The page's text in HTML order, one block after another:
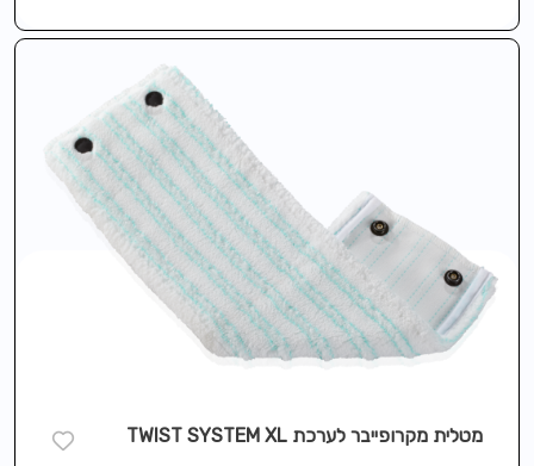
מטלית מקרופייבר לערכת TWIST SYSTEM XL